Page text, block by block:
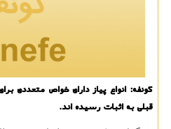
كونفه: انواع پیاز دارای خواص
قبلی به اثبات رسیده اند.